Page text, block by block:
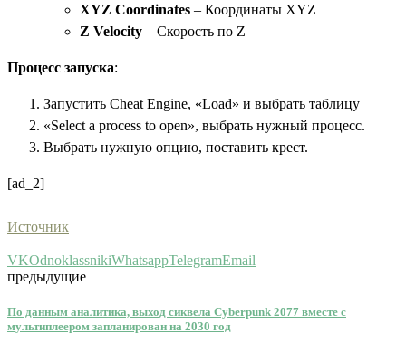
XYZ Coordinates – Координаты XYZ
Z Velocity – Скорость по Z
Процесс запуска:
Запустить Cheat Engine, «Load» и выбрать таблицу
«Select a process to open», выбрать нужный процесс.
Выбрать нужную опцию, поставить крест.
[ad_2]
Источник
VKOdnoklassnikiWhatsappTelegramEmail
предыдущие
По данным аналитика, выход сиквела Cyberpunk 2077 вместе с
мультиплеером запланирован на 2030 год